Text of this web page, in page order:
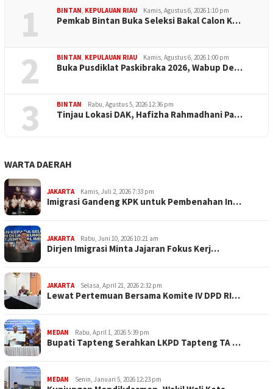
1 BINTAN, KEPULAUAN RIAU Kamis, Agustus 6, 2026 1:10 pm
Pemkab Bintan Buka Seleksi Bakal Calon K…
2 BINTAN, KEPULAUAN RIAU Kamis, Agustus 6, 2026 1:00 pm
Buka Pusdiklat Paskibraka 2026, Wabup De…
3 BINTAN Rabu, Agustus 5, 2026 12:36 pm
Tinjau Lokasi DAK, Hafizha Rahmadhani Pa…
WARTA DAERAH
JAKARTA Kamis, Juli 2, 2026 7:33 pm
Imigrasi Gandeng KPK untuk Pembenahan In…
JAKARTA Rabu, Juni 10, 2026 10:21 am
Dirjen Imigrasi Minta Jajaran Fokus Kerj…
JAKARTA Selasa, April 21, 2026 2:32 pm
Lewat Pertemuan Bersama Komite IV DPD RI…
MEDAN Rabu, April 1, 2026 5:39 pm
Bupati Tapteng Serahkan LKPD Tapteng TA …
MEDAN Senin, Januari 5, 2026 12:23 pm